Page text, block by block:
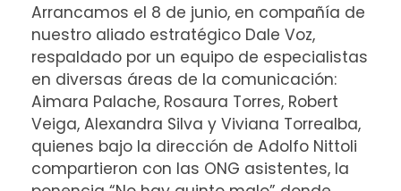
Arrancamos el 8 de junio, en compañía de
nuestro aliado estratégico Dale Voz,
respaldado por un equipo de especialistas
en diversas áreas de la comunicación:
Aimara Palache, Rosaura Torres, Robert
Veiga, Alexandra Silva y Viviana Torrealba,
quienes bajo la dirección de Adolfo Nittoli
compartieron con las ONG asistentes, la